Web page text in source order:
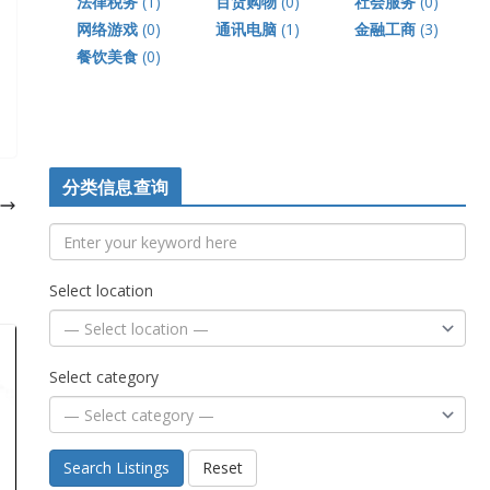
网络游戏 (0) 通讯电脑 (1) 金融工商 (3)
餐饮美食 (0)
分类信息查询
Select location
Select category
Search Listings Reset